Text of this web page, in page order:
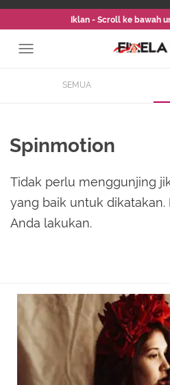
Iklan - Scroll ke bawah
SEMUA
Spinmotion
Tidak perlu menggunjing
yang baik untuk dikatakan.
Anda lakukan.